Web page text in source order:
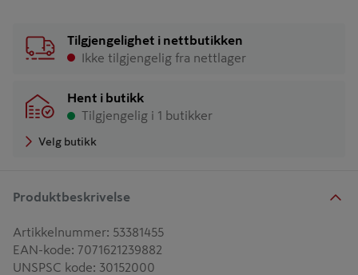
Tilgjengelighet i nettbutikken
Ikke tilgjengelig fra nettlager
Hent i butikk
Tilgjengelig i 1 butikker
Velg butikk
Produktbeskrivelse
Artikkelnummer: 53381455
EAN-kode: 7071621239882
UNSPSC kode: 30152000